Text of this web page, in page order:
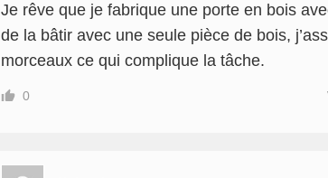
Je rêve que je fabrique une porte en bois
de la bâtir avec une seule pièce de bois,
morceaux ce qui complique la tâche.
0